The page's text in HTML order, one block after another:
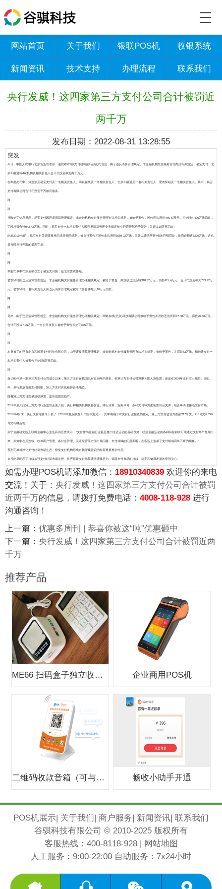
网站首页 关于我们 银联POS机 收银系统
新闻资讯 技术支持 办理流程 联系我们
央行发威！这四家第三方支付公司合计被罚近
两千万
发布日期：2022-08-31 13:28:55
突发
今日，中国人民银行北京营业管理部一连发布对4家支付机构的行政处罚信息，由于违反清算管理规定、非金融机构支付服务管理办法相关规定，易宝支付、北
京和融通等4家机构及相关责任人合计罚没金额近两千万元。
在本批处罚中，分别涉及易宝支付及一名相关责任人、网银在线及一名相关责任人、北京和融通及一名相关责任人、爱农驿站及一名相关责任人。其中，易宝
支付有限公司合计罚没近千万被罚最多。
路
路
行政处罚信息显示，易宝支付因违反清算管理规定、非金融机构支付服务管理办法相关规定，被给予警告，没收违法所得446.43万元，并处以约496万元罚款，
罚没总额合计942.43万元。同时，易宝支付一名相关责任人因违反清算管理业务规定被央行营管部给予警告，并处以10万元罚款。
此前2016年8月，易宝支付又因违反相关清算管理规定，被央行警告并没收非法所得1059.22万元，并处以违法所得4倍的巨额罚款，处罚金额逾5200万元，这也
是当时央行开出的最高罚单。
路
路
本批罚单中罚款金额仅次于易宝支付的，是北京爱农驿站。
爱农驿站因违反清算管理规定、非金融机构支付服务管理办法相关规定，被给予警告，并没收违法所得318.32万元，罚款415.4万元，合计罚没金额为733.72万
元。爱农驿站一名相关责任人因违反清算管理规定被给予警告并处以10万元罚款。
路
路
另外，由于违反清算管理规定、非金融机构支付服务管理办法相关规定，网银在线(北京)科技有限公司被给予警告并没收违法所得87.48万元，罚款90.48万元，
合计罚没177.96万元，一名公司负责人被给予警告并处罚款5万元。
路
路
本批被罚的还有北京和融通支付科技有限公司，由于违反清算管理规定、非金融机构支付服务管理办法相关规定，被给予警告，并罚款83万元。和融通支付一
名相关责任人被警告并处以5万元罚款。
路
自1999年第一家第三方支付公司成立以来，第三方支付在我国已有近20年的历史。但第三方支付公司逐渐为国人所熟悉，还是在2004年支付宝出现后。2011
年，央行发放首批支付牌照，第三方支付自此获得合法地位。
随着第三方支付交易规模爆发，监管也愈发趋严。
2017年底开始第三方支付行业监管全面升级，央行和相关机构从备付金、跨行清算、业务许可、条码支付等方面密集出台文件，组合拳清理整治支付市场。
2018年4月末，央行支付结算司下发了《2018年重点抽查工作指导意见》，其中明确了对支付行业检查的重点，第三方支付监管方面的217号文、218号文和296
号文相继落地。
苏宁金融研究院互联网金融中心主任薛洪言曾表示，“支付作为金融行业甚至整个经济活动的基础设施，经济金融活动的各种风险都有可能通过支付环节显现出
来，并集中在反洗钱、收单商户管理、备付金管理、无证经营等方面出现问题。支付领域的问题不断，在客观上造成了支付领域罚单不断的现象。 ”
系列罚单对净化支付结算市场生态、督促支付机构形成自我守规意识的有着重要推动作用。
央行此举昭示了持续加强支付结算市场监管、从严惩处支付结算违法违规行为，保障支付市场的持续、稳定和健康发展的坚强决心。
如需办理POS机请添加微信： 18910340839 欢迎你的来电
交流！关于： 央行发威！这四家第三方支付公司合计被罚
近两千万的信息，请拨打免费电话： 4008-118-928 进行
沟通咨询！
上一篇： 优惠多周刊 | 恭喜你被这“吨”优惠砸中
下一篇： 央行发威！这四家第三方支付公司合计被罚近两
千万
推荐产品
ME66 扫码盒子独立收款支付盒子 企业商用POS机
二维码收款音箱（可与银行合作办0费 畅收小助手开通
POS机展示 关于我们 商户服务 新闻资讯 联系我们
谷骐科技有限公司 © 2010-2025 版权所有
客服热线： 400-8118-928
网站地图
人工服务：9:00-22:00 自助服务：7x24小时